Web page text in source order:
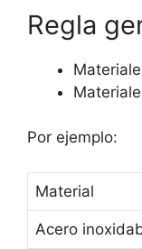
Regla
Por ejemplo:
Material
Acero